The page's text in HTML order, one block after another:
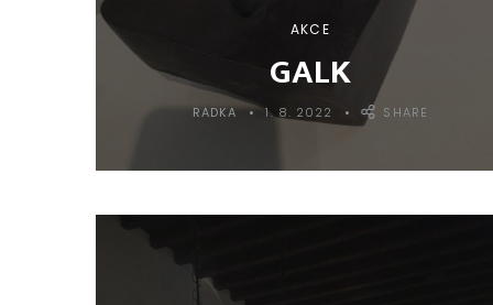
AKCE
GALK
RADKA 1. 8. 2022 SHARE